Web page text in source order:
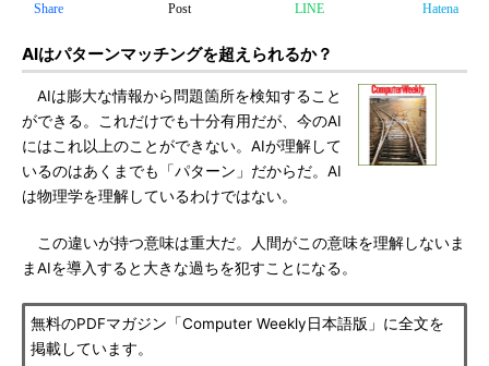
Share Post LINE Hatena
AIはパターンマッチングを超えられるか？
AIは膨大な情報から問題箇所を検知すること
ができる。これだけでも十分有用だが、今のAI
にはこれ以上のことができない。AIが理解して
いるのはあくまでも「パターン」だからだ。AI
は物理学を理解しているわけではない。
この違いが持つ意味は重大だ。人間がこの意味を理解しないま
まAIを導入すると大きな過ちを犯すことになる。
無料のPDFマガジン「Computer Weekly日本語版」に全文を
掲載しています。